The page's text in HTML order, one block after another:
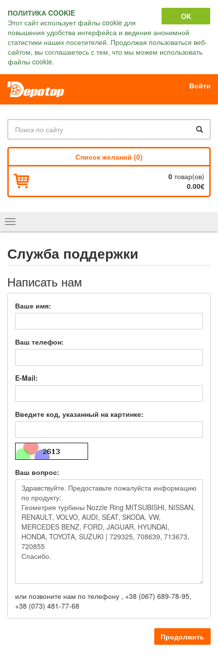
OK
ПОЛИТИКА COOKIE
Этот сайт использует файлы cookie для
повышения удобства интерфейса и ведения анонимной
статистики наших посетителей. Продолжая пользоваться веб-
сайтом, вы соглашаетесь с тем, что мы можем использовать
файлы cookie.
Войти
Список желаний (0)
0 товар(ов)
0.00€
Показать
навигацию
Служба поддержки
Написать нам
Ваше имя:
Ваш телефон:
E-Mail:
Введите код, указанный на картинке:
Ваш вопрос:
или позвоните нам по телефону , +38 (067) 689-78-95,
+38 (073) 481-77-68
Продолжить